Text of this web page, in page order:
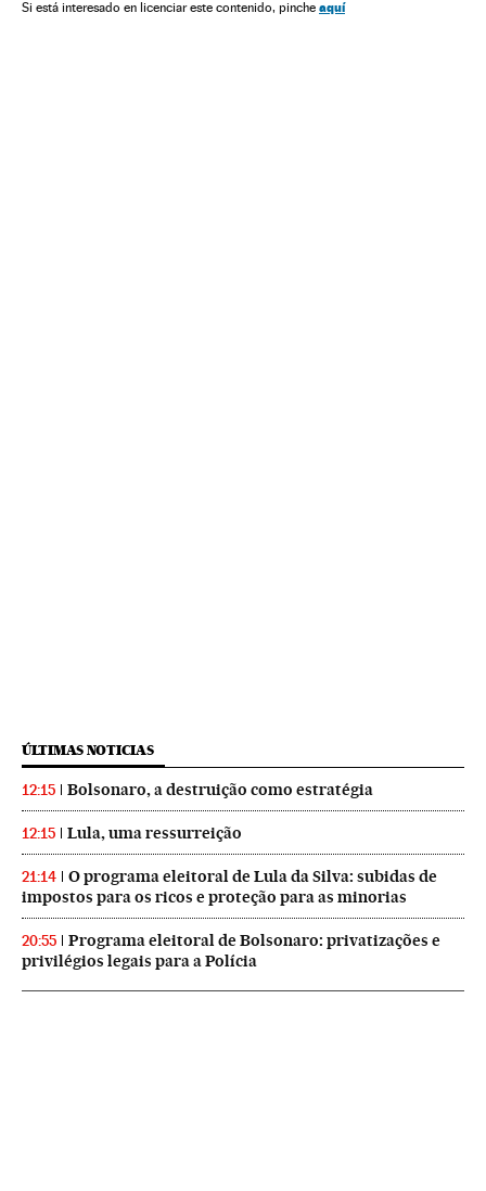
América Latina
Si está interesado en licenciar este contenido, pinche aquí
ÚLTIMAS NOTICIAS
12:15 Bolsonaro, a destruição como estratégia
12:15 Lula, uma ressurreição
21:14
O programa eleitoral de Lula da Silva: subidas de
impostos para os ricos e proteção para as minorias
20:55
Programa eleitoral de Bolsonaro: privatizações e
privilégios legais para a Polícia